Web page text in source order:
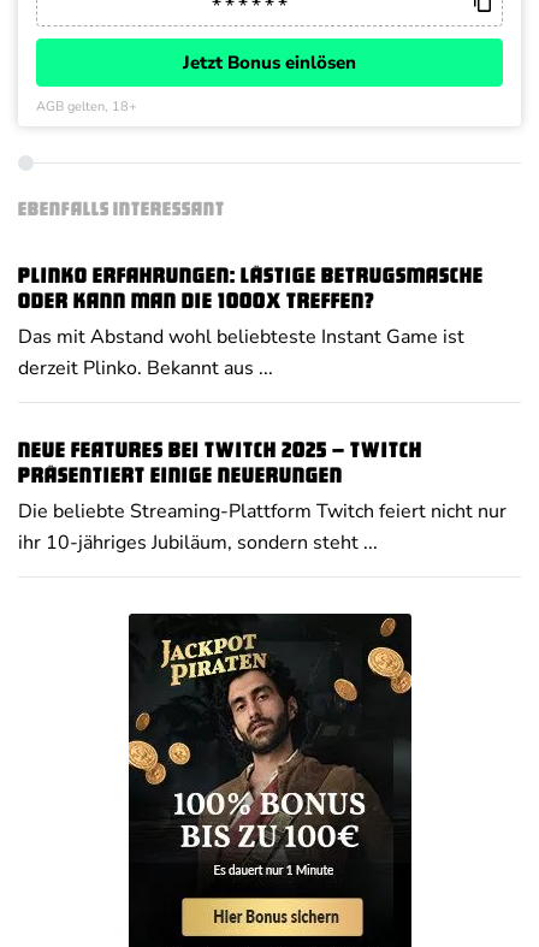
Jetzt Bonus einlösen
AGB gelten, 18+
EBENFALLS INTERESSANT
Plinko Erfahrungen: Lästige Betrugsmasche
oder kann man die 1000x treffen?
Das mit Abstand wohl beliebteste Instant Game ist
derzeit Plinko. Bekannt aus ...
Neue Features bei Twitch 2025 – Twitch
präsentiert einige Neuerungen
Die beliebte Streaming-Plattform Twitch feiert nicht nur
ihr 10-jähriges Jubiläum, sondern steht ...